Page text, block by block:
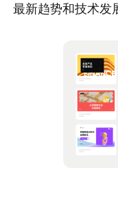
最新趋势和技术发